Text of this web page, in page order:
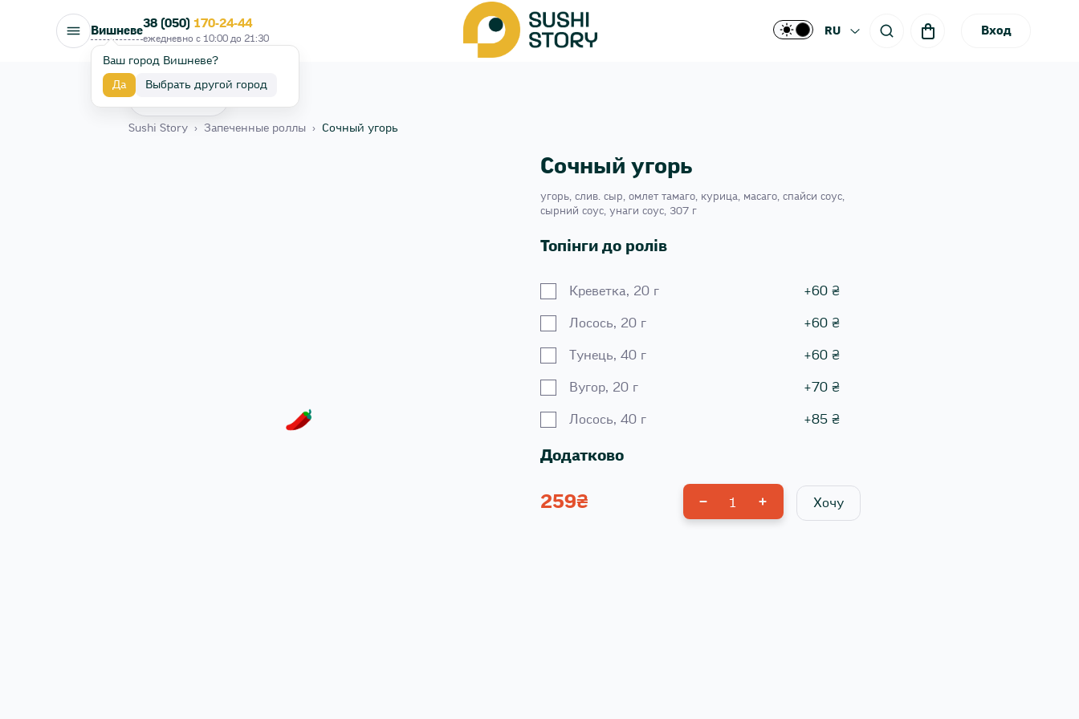
Вишневе
Ваш город Вишневе?
Да Выбрать другой город
38 (050) 170-24-44
ежедневно с 10:00 до 21:30
RU Вход
Sushi Story › Запеченные роллы › Сочный угорь
Сочный угорь
угорь, слив. сыр, омлет тамаго, курица, масаго, спайси соус,
сырний соус, унаги соус, 307 г
Топінги до ролів
Креветка, 20 г +60 ₴
Лосось, 20 г +60 ₴
Тунець, 40 г +60 ₴
Вугор, 20 г + 70 ₴
Лосось, 40 г +85 ₴
Додатково
259₴ 1 Хочу